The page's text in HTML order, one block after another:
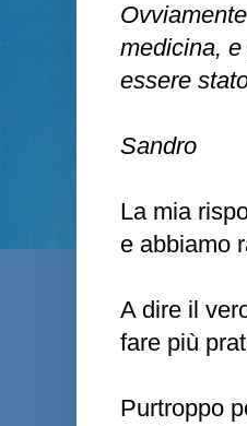
medicina,
essere
Sandro
La mia
e abbiamo
A dire il
fare più
Purtroppo